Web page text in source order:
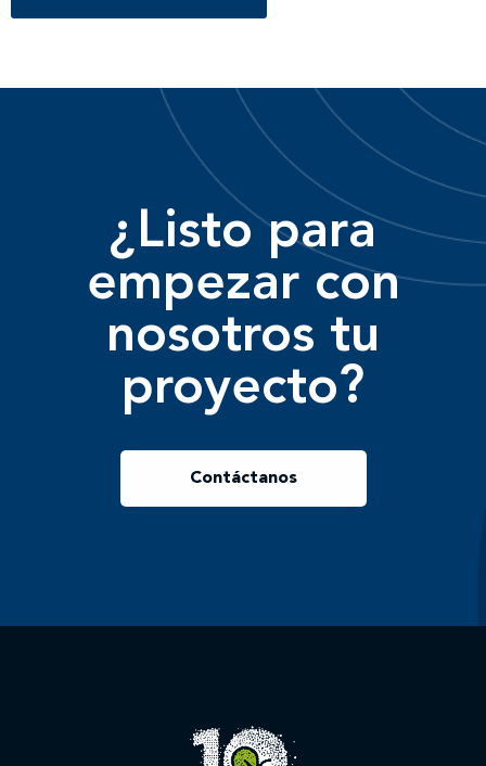
¿Listo para
empezar con
nosotros tu
proyecto?
Contáctanos